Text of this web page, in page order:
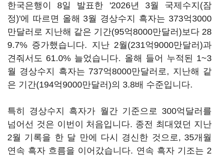
한국은행이 8일 발표한 '2026년 3월 국제수지(잠
정)'에 따르면 올해 3월 경상수지 흑자는 373억3000
만달러로 지난해 같은 기간(95억8000만달러)보다 28
9.7% 증가했습니다. 지난 2월(231억9000만달러)과
견줘서도 61.0% 늘었습니다. 올해 들어 누적된 1~3
월 경상수지 흑자는 737억8000만달러로, 지난해 같
은 기간(194억9000만달러)의 3.8배 수준입니다.
특히 경상수지 흑자가 월간 기준으로 300억달러를
넘어선 것은 이번이 처음입니다. 종전 최대였던 지난
2월 기록을 한 달 만에 다시 경신한 것으로, 35개월
연속 흑자 흐름을 이어갔습니다. 연속 흑자 기조는 2